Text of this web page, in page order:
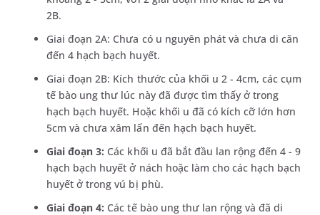
2B.
Giai đoạn 2A: Chưa có u nguyên phát và chưa di căn
đến 4 hạch bạch huyết.
Giai đoạn 2B: Kích thước của khối u 2 - 4cm, các cụm
tế bào ung thư lúc này đã được tìm thấy ở trong
hạch bạch huyết. Hoặc khối u đã có kích cỡ lớn hơn
5cm và chưa xâm lấn đến hạch bạch huyết.
Giai đoạn 3: Các khối u đã bắt đầu lan rộng đến 4 - 9
hạch bạch huyết ở nách hoặc làm cho các hạch bạch
huyết ở trong vú bị phù.
Giai đoạn 4: Các tế bào ung thư lan rộng và đã di